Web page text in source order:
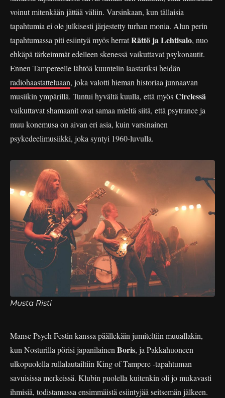
voinut mitenkään jättää väliin. Varsinkaan, kun tällaisia
tapahtumia ei ole julkisesti järjestetty turhan monia. Alun perin
tapahtumassa piti esiintyä myös herratRättö ja Lehtisalo, nuo
ehkäpä tärkeimmät edelleen skenessä vaikuttavat psykonautit.
Ennen Tampereelle lähtöä kuuntelin laastariksi heidän
radiohaastatteluaan, joka valotti hieman historiaa junnaavan
musiikin ympärillä. Tuntui hyvältä kuulla, että myösCirclessä
vaikuttavat shamaanit ovat samaa mieltä siitä, että psytrance ja
muu konemusa on aivan eri asia, kuin varsinainen
psykedeelimusiikki, joka syntyi 1960-luvulla.
Musta Risti
Manse Psych Festin kanssa päällekäin jumiteltiin muuallakin,
kun Nosturilla pörisi japanilainen Boris, ja Pakkahuoneen
ulkopuolella rullalautailtiin King of Tampere -tapahtuman
savuisissa merkeissä. Klubin puolella kuitenkin oli jo mukavasti
ihmisiä, todistamassa ensimmäistä esiintyjää seitsemän jälkeen.